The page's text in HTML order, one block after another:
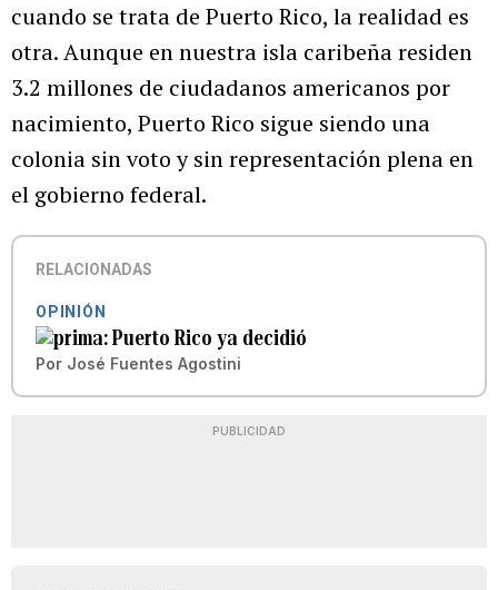
cuando se trata de Puerto Rico, la realidad es
otra. Aunque en nuestra isla caribeña residen
3.2 millones de ciudadanos americanos por
nacimiento, Puerto Rico sigue siendo una
colonia sin voto y sin representación plena en
el gobierno federal.
RELACIONADAS
OPINIÓN
Puerto Rico ya decidió
Por José Fuentes Agostini
PUBLICIDAD